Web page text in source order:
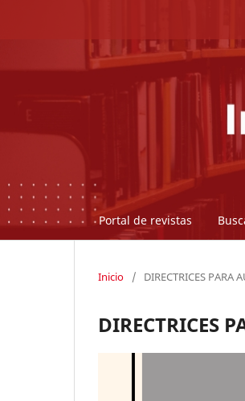
Portal de revistas
Inicio / DIRECTRICES PARA
DIRECTRICES